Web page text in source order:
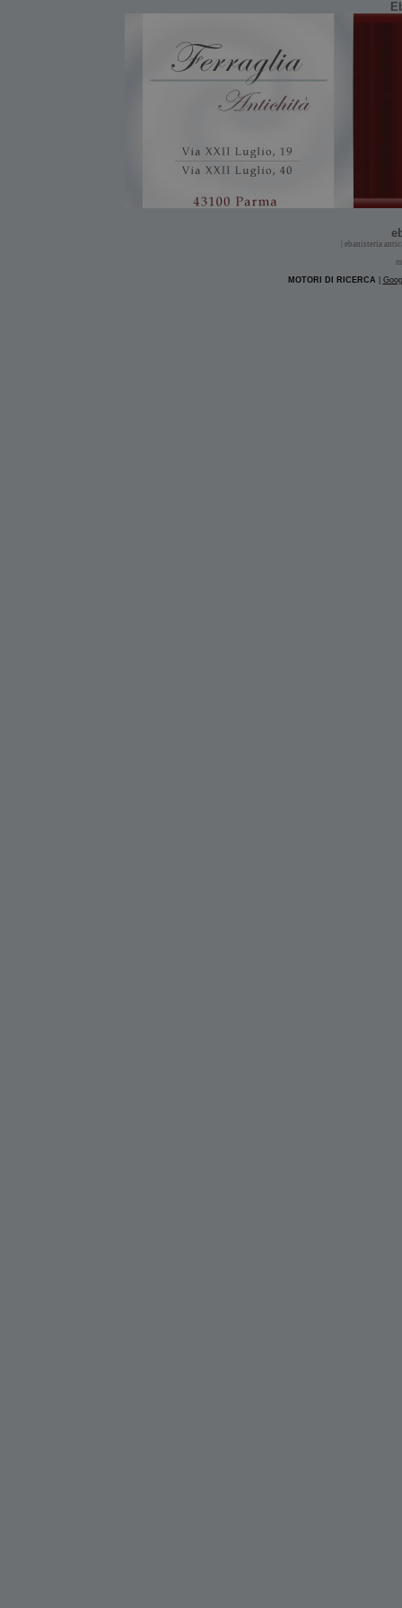
| ebanisteria
MOTORI DI RICERCA